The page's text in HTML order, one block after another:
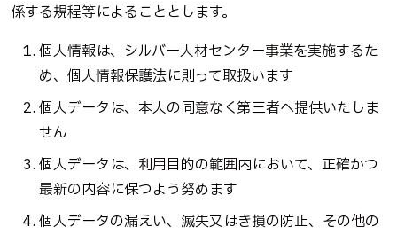
係する規程等によることとします。
個人情報は、シルバー人材センター事業を実施するた
め、個人情報保護法に則って取扱います
個人データは、本人の同意なく第三者へ提供いたしま
せん
個人データは、利用目的の範囲内において、正確かつ
最新の内容に保つよう努めます
個人データの漏えい、滅失又はき損の防止、その他の